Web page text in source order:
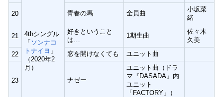
4thシングル
「 ソンナコ
トナイヨ 」
（2020年2
月）
20 青春の馬 全員曲
小坂菜
緒
21
好きということ
は…
1期生曲
佐々木
久美
22
窓を開けなくても ユニット曲
23 ナゼー
ユニット曲（ドラ
マ『DASADA』内
ユニット
「FACTORY」）